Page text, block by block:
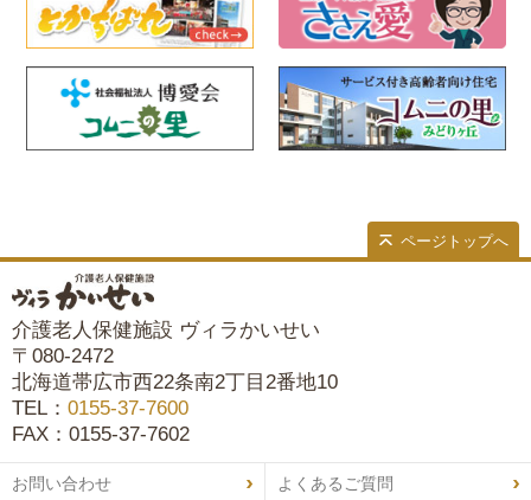
ページトップへ
介護老人保健施設 ヴィラかいせい
〒080-2472
北海道帯広市西22条南2丁目2番地10
TEL： 0155-37-7600
FAX：0155-37-7602
お問い合わせ よくあるご質問